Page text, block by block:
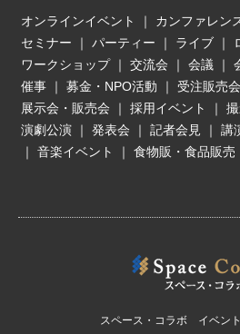
オンラインイベント ｜ カンファレン
セミナー ｜ パーティー ｜ ライブ｜
ワークショップ｜ 交流会 ｜ 会議｜
催事｜ 募金・NPO活動 ｜ 受注販売会
展示会・販売会 ｜ 採用イベント ｜
演劇公演｜ 発表会 ｜ 記者会見 ｜ 講
｜ 音楽イベント ｜ 食物販・食品販売
スペース・コラボ イベン